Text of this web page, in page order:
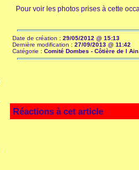
Pour voir les photos prises à cette
Date de création : 29/05/2012 @ 15:13
Dernière modification : 27/09/2013 @ 11:42
Catégorie : Comité Dombes - Côtière de l Ain
Réactions à cet article